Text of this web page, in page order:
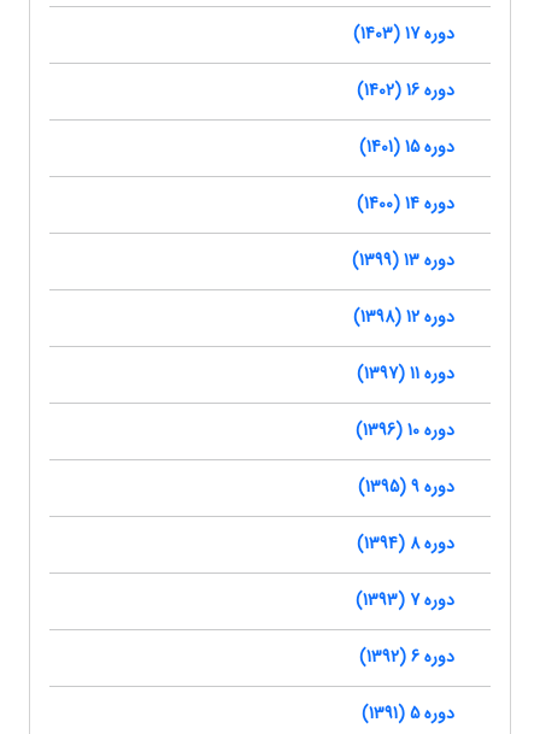
دوره 17 (1403)
دوره 16 (1402)
دوره 15 (1401)
دوره 14 (1400)
دوره 13 (1399)
دوره 12 (1398)
دوره 11 (1397)
دوره 10 (1396)
دوره 9 (1395)
دوره 8 (1394)
دوره 7 (1393)
دوره 6 (1392)
دوره 5 (1391)